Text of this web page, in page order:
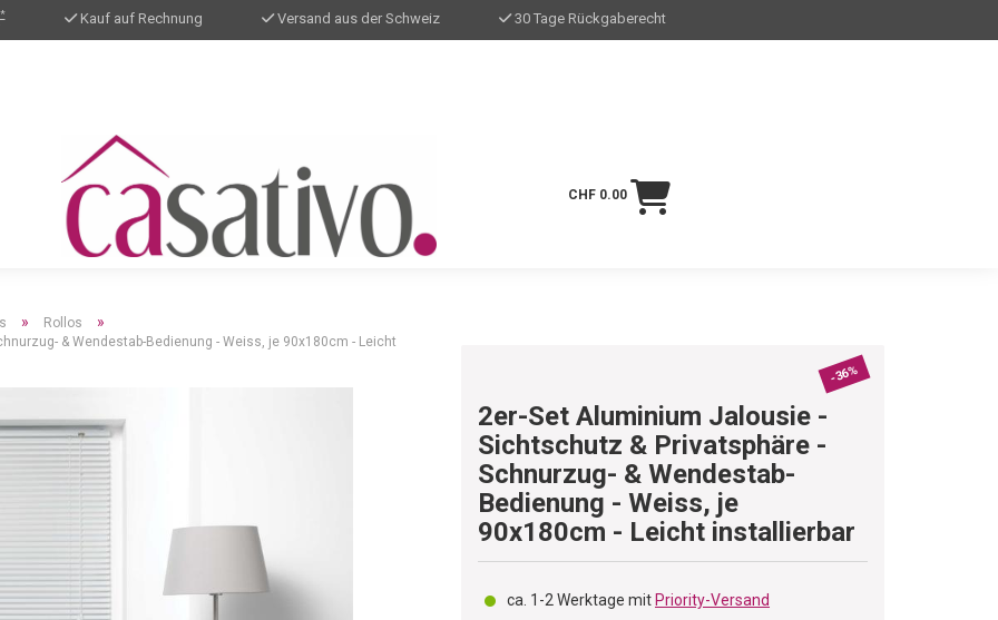
* Kauf auf Rechnung Versand aus der Schweiz 30 Tage Rückgaberecht
CHF 0.00
» Rollos »
& Wendestab-Bedienung - Weiss, je 90x180cm - Leicht
-36%
2er-Set Aluminium Jalousie -
Sichtschutz & Privatsphäre -
Schnurzug- & Wendestab-
Bedienung - Weiss, je
90x180cm - Leicht installierbar
ca. 1-2 Werktage mit Priority-Versand